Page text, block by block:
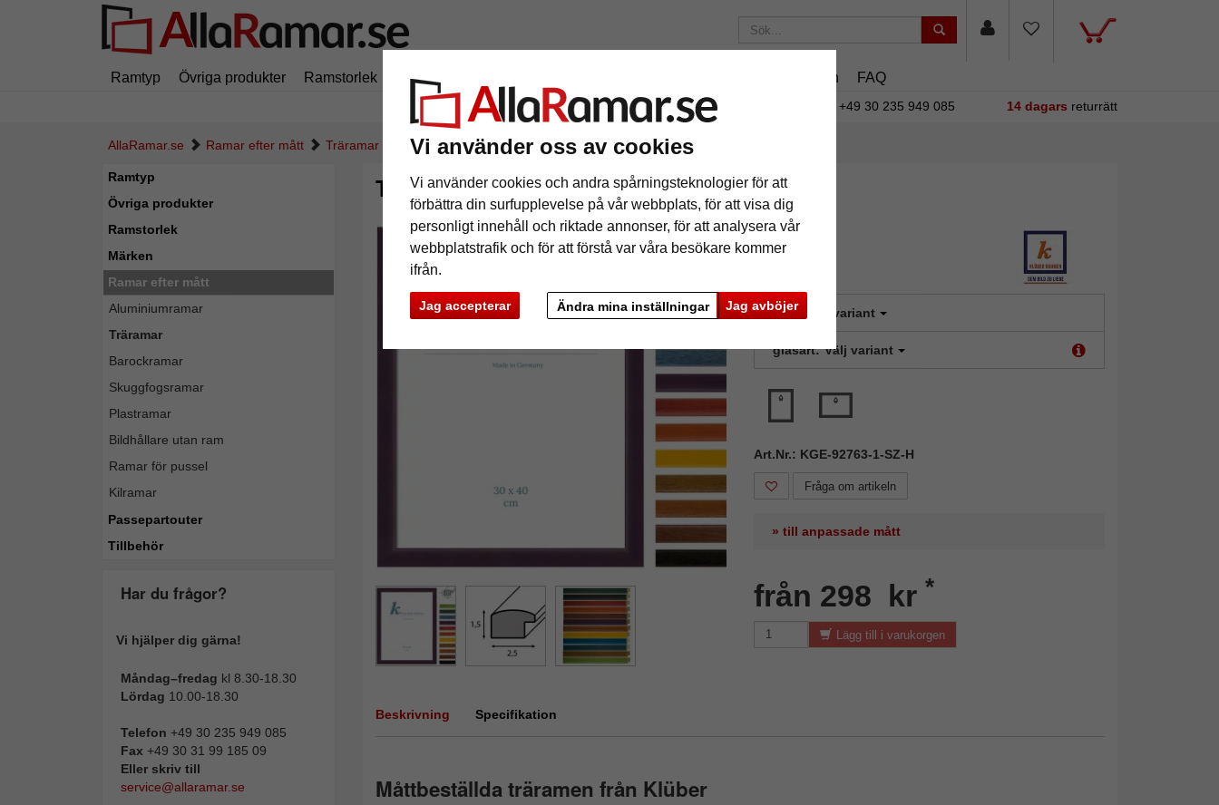
Vi använder oss av cookies
Vi använder cookies och andra spårningsteknologier för att
förbättra din surfupplevelse på vår webbplats, för att visa dig
personligt innehåll och riktade annonser, för att analysera vår
webbplatstrafik och för att förstå var våra besökare kommer
ifrån.
Jag accepterar Jag avböjer
Ändra mina inställningar
Ramtyp Övriga produkter Ramstorlek Märken Magasin FAQ
i leveranskostnad. Oavsett hur mycket du beställer. +49 30 235 949 085 14 dagars returrätt
AllaRamar.se Ramar efter mått Träramar Träram Calvia efter mått
Ramtyp
Övriga produkter
Ramstorlek
Märken
Ramar efter mått
Aluminiumramar
Träramar
Barockramar
Skuggfogsramar
Plastramar
Bildhållare utan ram
Ramar för pussel
Kilramar
Passepartouter
Tillbehör
Har du frågor?
Vi hjälper dig gärna!
Måndag–fredag kl 8.30-18.30
Lördag 10.00-18.30
Telefon +49 30 235 949 085
Fax +49 30 31 99 185 09
Eller skriv till
service@allaramar.se
Träram Calvia efter mått
färg: Välj variant
glasart: Välj variant
Art.Nr.: KGE-92763-1-SZ-H
Fråga om artikeln
» till anpassade mått
från 298 kr *
Lägg till i varukorgen
Beskrivning Specifikation
Måttbeställda träramen från Klüber